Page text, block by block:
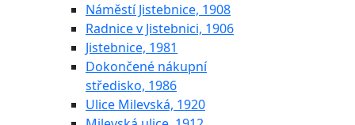
Náměstí Jistebnice, 1908
Radnice v Jistebnici, 1906
Jistebnice, 1981
Dokončené nákupní
středisko, 1986
Ulice Milevská, 1920